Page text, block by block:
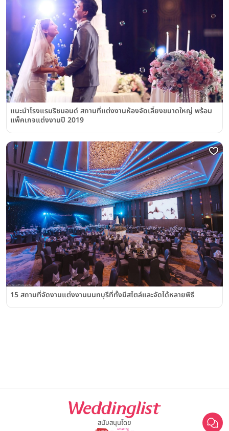
แนะนำโรงแรมริชมอนด์ สถานที่แต่งงานห้องจัดเลี้ยงขนาดใหญ่ พร้อม
แพ็คเกจแต่งงานปี 2019
15 สถานที่จัดงานแต่งงานนนทบุรีที่ทั้งมีสไตล์และจัดได้หลายพิธี
สนับสนุนโดย